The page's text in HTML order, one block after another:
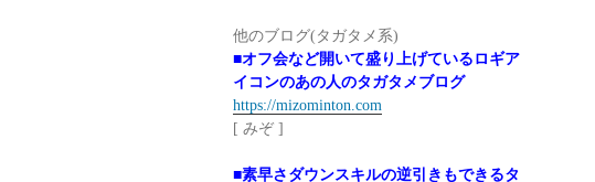
他のブログ(タガタメ系)
■オフ会など開いて盛り上げているロギア
イコンのあの人のタガタメブログ
https://mizominton.com
[ みぞ ]
■素早さダウンスキルの逆引きもできるタ